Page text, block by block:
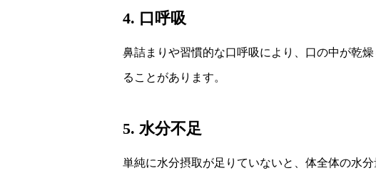
4. 口呼吸
鼻詰まりや習慣的な口呼吸により、口の中が乾
ることがあります。
5. 水分不足
単純に水分摂取が足りていないと、体全体の水